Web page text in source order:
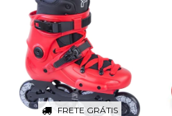
FRETE GRÁTIS